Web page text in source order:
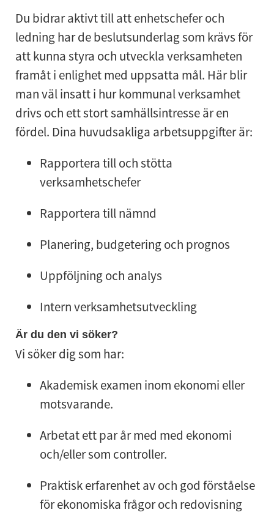
Du bidrar aktivt till att enhetschefer och
ledning har de beslutsunderlag som krävs för
att kunna styra och utveckla verksamheten
framåt i enlighet med uppsatta mål. Här blir
man väl insatt i hur kommunal verksamhet
drivs och ett stort samhällsintresse är en
fördel. Dina huvudsakliga arbetsuppgifter är:
Rapportera till och stötta
verksamhetschefer
Rapportera till nämnd
Planering, budgetering och prognos
Uppföljning och analys
Intern verksamhetsutveckling
Är du den vi söker?
Vi söker dig som har:
Akademisk examen inom ekonomi eller
motsvarande.
Arbetat ett par år med med ekonomi
och/eller som controller.
Praktisk erfarenhet av och god förståelse
för ekonomiska frågor och redovisning